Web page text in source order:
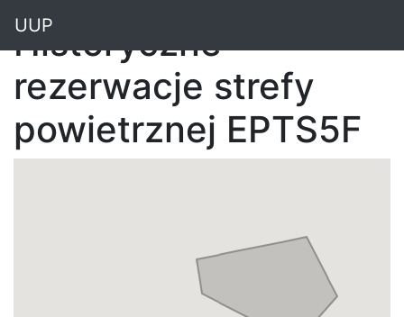
UUP
Historyczne
rezerwacje strefy
powietrznej EPTS5F